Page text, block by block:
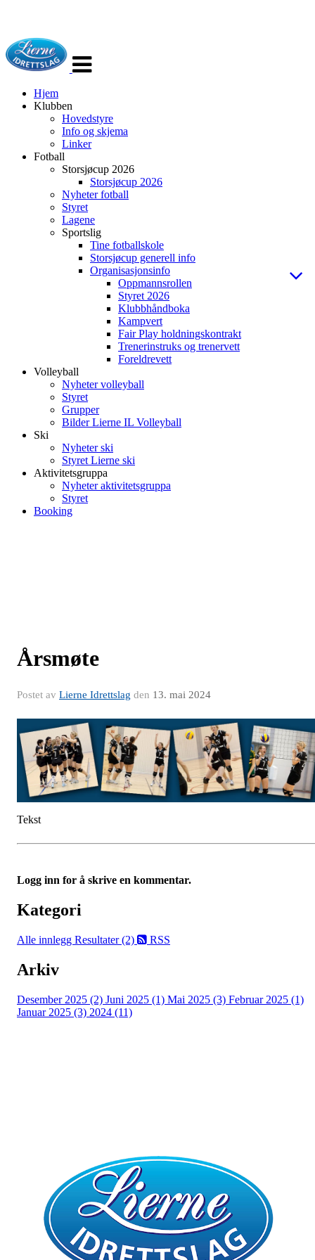
navigasjon
Hjem
Klubben
Hovedstyre
Info og skjema
Linker
Fotball
Storsjøcup 2026
Storsjøcup 2026
Nyheter fotball
Styret
Lagene
Sportslig
Tine fotballskole
Storsjøcup generell info
Organisasjonsinfo
Oppmannsrollen
Styret 2026
Klubbhåndboka
Kampvert
Fair Play holdningskontrakt
Trenerinstruks og trenervett
Foreldrevett
Volleyball
Nyheter volleyball
Styret
Grupper
Bilder Lierne IL Volleyball
Ski
Nyheter ski
Styret Lierne ski
Aktivitetsgruppa
Nyheter aktivitetsgruppa
Styret
Booking
Årsmøte
Postet av Lierne Idrettslag den 13. mai 2024
Tekst
Logg inn for å skrive en kommentar.
Kategori
Alle innlegg Resultater (2) RSS
Arkiv
Desember 2025 (2) Juni 2025 (1) Mai 2025 (3) Februar 2025 (1)
Januar 2025 (3) 2024 (11)